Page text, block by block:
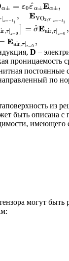
α± = ε0ε
^α±Eα±,
|z= −t1
, EVO2 ,τ|z= −t1
,τ| z=0 = σ
^Eair,τ| z=0 ,
Eair,τ|z=0 ,
D –
проницаемость
постоянные
по
из
быть описана с
могут быть